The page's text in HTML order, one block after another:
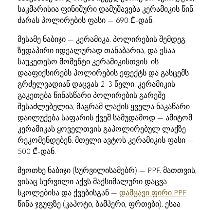
საკმარისია ფინიშური დამუშავება კერამიკის წინ.
ძარას პოლირების ფასი — 690 ₾-დან.
მესამე ნაბიჯი — კერამიკა. პოლირების შემდეგ
ზედაპირი იდეალურად თანაბარია, და ესაა
საუკეთესო მომენტი კერამიკისთვის. ის
დააფიქსირებს პოლირების ეფექტს და გასცემს
გრძელვადიან დაცვას 2-3 წელი. კერამიკის
გაკეთება წინასწარი პოლირების გარეშე
შესაძლებელია, მაგრამ ლაქის ყველა ნაკაწარი
დაილუქება საფარის ქვეშ სამუდამოდ — ამიტომ
კერამიკას ყოველთვის გაპოლირებულ ლაქზე
რეკომენდებენ. მთელი ავტოს კერამიკის ფასი —
500 ₾-დან.
მეოთხე ნაბიჯი (სურვილისამებრ) — PPF. მათთვის,
ვისაც სურვილი აქვს მაქსიმალური დაცვა
სკოლებისა და ქვებისგან — დამცავი ფირი PPF
წინა ჯგუფზე (კაპოტი, ბამპერი, ფრთები). ესაა